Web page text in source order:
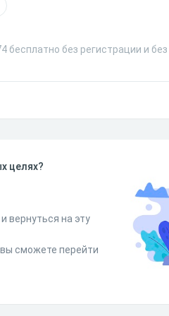
бесплатно без регистрации и
целях?
вернуться на эту
сможете перейти